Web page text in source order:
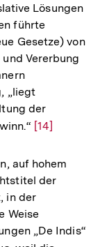
Lösungen
führte
Gesetze) von
Vererbung
„liegt
der
Zur
der
Fußnote
[14]
auf hohem
der
in der
Weise
„De Indis“